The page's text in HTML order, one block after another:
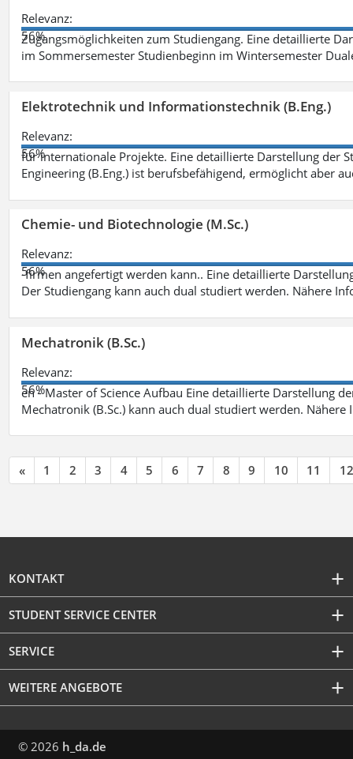
Relevanz:
56%
Zugangsmöglichkeiten zum Studiengang. Eine detaillierte
im Sommersemester Studienbeginn im Wintersemester
Elektrotechnik und Informationstechnik (B.Eng.)
Relevanz:
56%
für internationale Projekte. Eine detaillierte Darstellung der
Engineering (B.Eng.) ist berufsbefähigend, ermöglicht aber
Chemie- und Biotechnologie (M.Sc.)
Relevanz:
56%
-firmen angefertigt werden kann.. Eine detaillierte
Der Studiengang kann auch dual studiert werden. Nähere
Mechatronik (B.Sc.)
Relevanz:
56%
en - Master of Science Aufbau Eine detaillierte Darstellung
Mechatronik (B.Sc.) kann auch dual studiert werden.
« 1 2 3 4 5 6 7 8 9 10 11 12
KONTAKT
STUDENT SERVICE CENTER
SERVICE
WEITERE ANGEBOTE
© 2026 h_da.de